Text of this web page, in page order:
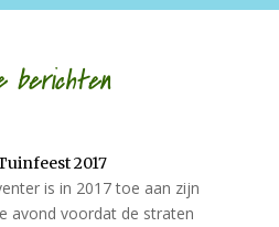
2017
is in 2017 toe aan zijn
avond voordat de straten